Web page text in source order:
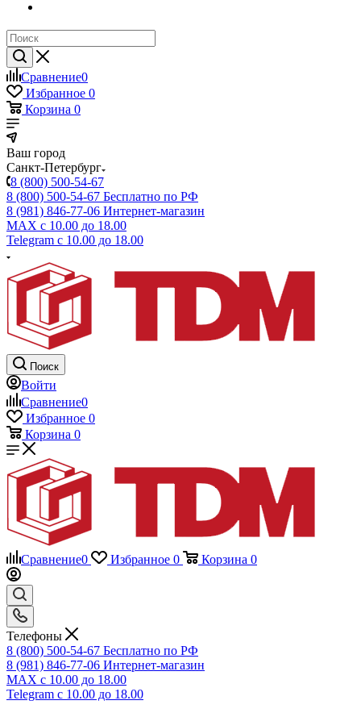
Сравнение0
Избранное 0
Корзина 0
Ваш город
Санкт-Петербург
8 (800) 500-54-67
8 (800) 500-54-67 Бесплатно по РФ
8 (981) 846-77-06 Интернет-магазин
MAX с 10.00 до 18.00
Telegram с 10.00 до 18.00
Поиск
Войти
Сравнение0
Избранное 0
Корзина 0
Сравнение0 Избранное 0 Корзина 0
Телефоны
8 (800) 500-54-67 Бесплатно по РФ
8 (981) 846-77-06 Интернет-магазин
MAX с 10.00 до 18.00
Telegram с 10.00 до 18.00